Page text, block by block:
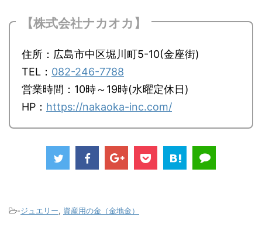
【株式会社ナカオカ】
住所：広島市中区堀川町5-10(金座街)
TEL： 082-246-7788
営業時間：10時～19時(水曜定休日)
HP： https://nakaoka-inc.com/
-ジュエリー, 資産用の金（金地金）